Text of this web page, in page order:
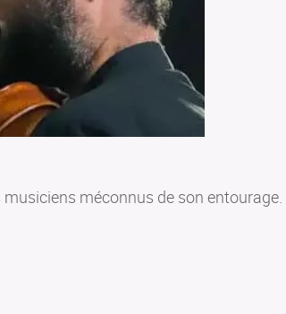
musiciens méconnus de son entourage.